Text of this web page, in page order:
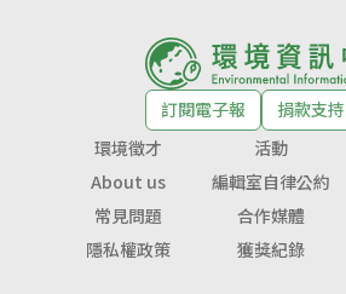
訂閱電子報
捐款支持
環境徵才
活動
About us
編輯室自律公約
常見問題
合作媒體
隱私權政策
獲獎紀錄